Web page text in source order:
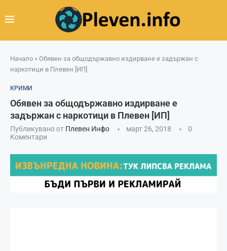
Начало » Обявен за общодържавно издирване е задържан с
наркотици в Плевен [ИП]
КРИМИ
Обявен за общодържавно издирване е
задържан с наркотици в Плевен [ИП]
Публикувано от Плевен Инфо март 26, 2018
0
Коментари